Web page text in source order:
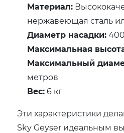
Материал:
нержавеющая сталь
Диаметр насадки:
Максимальная
Максимальный
метров
Вес:6 кг
Эти характеристики
Sky Geyser идеальным